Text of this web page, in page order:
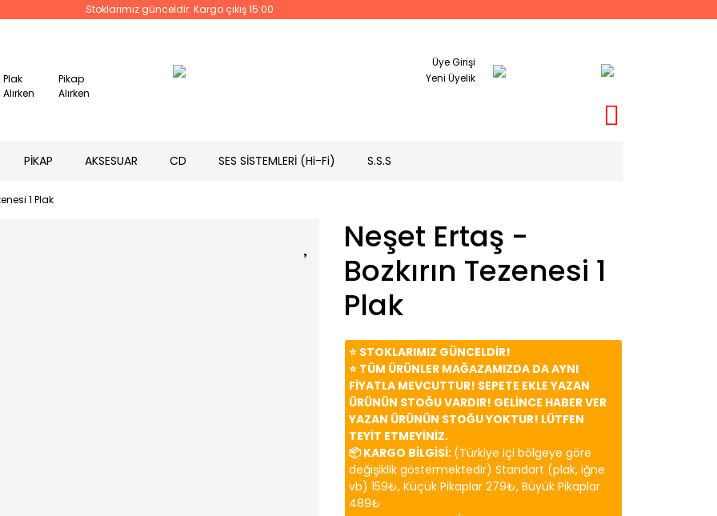
Stoklarımız günceldir. Kargo çıkış 15:00
Plak
Alırken
Pikap
Alırken
Üye Girişi
Yeni Üyelik
PİKAP AKSESUAR CD SES SİSTEMLERİ (Hi-Fi) S.S.S
1 Plak
Neşet Ertaş -
Bozkırın Tezenesi 1
Plak
⭐️ STOKLARIMIZ GÜNCELDİR!
⭐️ TÜM ÜRÜNLER MAĞAZAMIZDA DA AYNI
FİYATLA MEVCUTTUR! SEPETE EKLE YAZAN
ÜRÜNÜN STOĞU VARDIR! GELİNCE HABER VER
YAZAN ÜRÜNÜN STOĞU YOKTUR! LÜTFEN
TEYİT ETMEYİNİZ.
📦 KARGO BİLGİSİ: (Türkiye içi bölgeye göre
değişiklik göstermektedir) Standart (plak, iğne
vb) 159₺, Küçük Pikaplar 279₺, Büyük Pikaplar
489₺